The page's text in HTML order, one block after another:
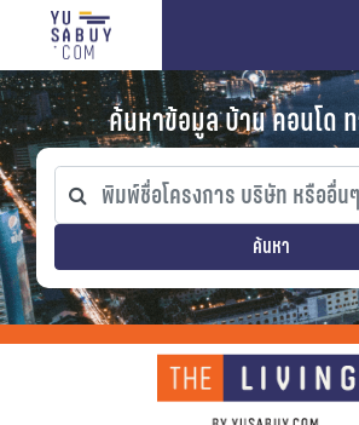
ค้นหาข้อมูล บ้าน คอนโด
ค้นหา